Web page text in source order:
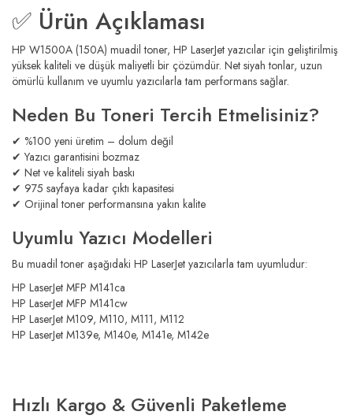
✅ Ürün Açıklaması
HP W1500A (150A) muadil toner, HP LaserJet yazıcılar için geliştirilmiş
yüksek kaliteli ve düşük maliyetli bir çözümdür. Net siyah tonlar, uzun
ömürlü kullanım ve uyumlu yazıcılarla tam performans sağlar.
Neden Bu Toneri Tercih Etmelisiniz?
✔ %100 yeni üretim – dolum değil
✔ Yazıcı garantisini bozmaz
✔ Net ve kaliteli siyah baskı
✔ 975 sayfaya kadar çıktı kapasitesi
✔ Orijinal toner performansına yakın kalite
Uyumlu Yazıcı Modelleri
Bu muadil toner aşağıdaki HP LaserJet yazıcılarla tam uyumludur:
HP LaserJet MFP M141ca
HP LaserJet MFP M141cw
HP LaserJet M109, M110, M111, M112
HP LaserJet M139e, M140e, M141e, M142e
Hızlı Kargo & Güvenli Paketleme